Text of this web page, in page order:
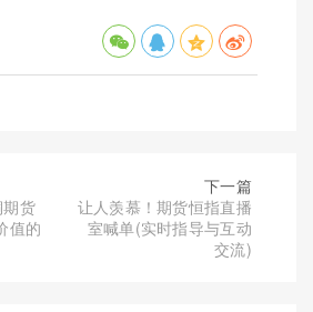
货
值的
下一篇
让人羡慕！期货恒指直播
室喊单(实时指导与互动
交流)